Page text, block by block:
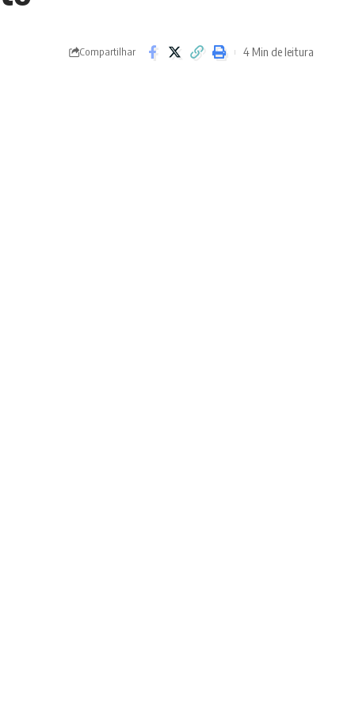
Compartilhar 4 Min de leitura